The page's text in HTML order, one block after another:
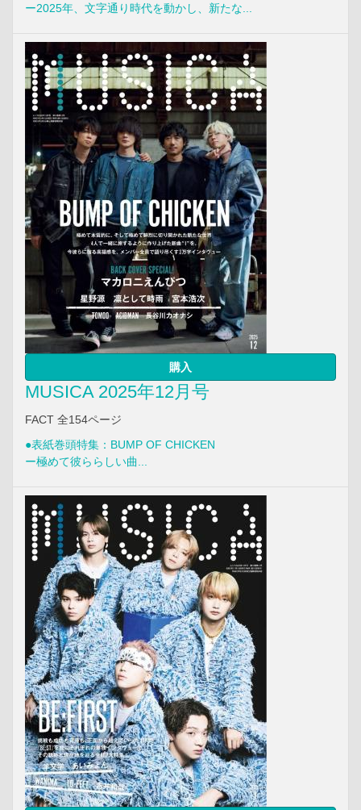
ー2025年、文字通り時代を動かし、新たな...
購入
MUSICA 2025年12月号
FACT 全154ページ
●表紙巻頭特集：BUMP OF CHICKEN
ー極めて彼ららしい曲...